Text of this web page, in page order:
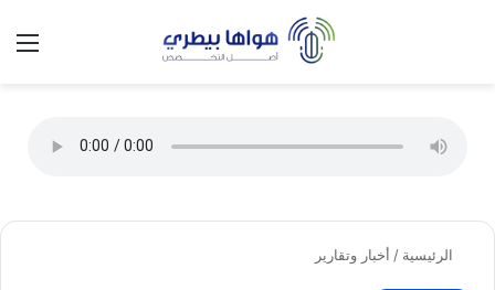
الوضع
الرئيسية / أخبار وتقارير